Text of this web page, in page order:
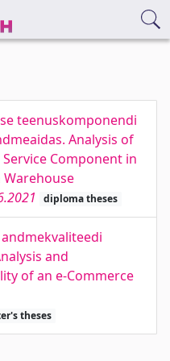
teenuskomponendi
Analysis of
Component in
diploma theses
and
of an e-Commerce
theses